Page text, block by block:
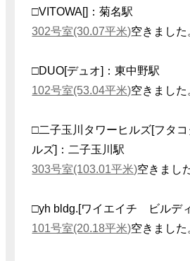
□VITOWA[]：菊名駅
302号室(30.07平米)空きました
□DUO[デュオ]：東中野駅
102号室(53.04平米)空きました
□二子玉川タワーヒルズ[フタ
ルズ]：二子玉川駅
303号室(103.01平米)空きまし
□yh bldg.[ワイエイチ ビルデ
101号室(20.18平米)空きました